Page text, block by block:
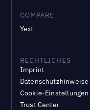
COMPARE
Yext
RECHTLICHES
Imprint
Datenschutzhinweise
Cookie-Einstellungen
Trust Center